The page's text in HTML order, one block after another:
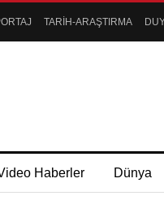
TARİH-ARAŞTIRMA
Haberler Dünya